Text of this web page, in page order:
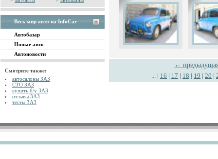
Весь мир авто на InfoCar
Автобазар
Новые авто
Автоновости
Смотрите также:
автосалоны ЗАЗ
СТО ЗАЗ
купить б/у ЗАЗ
отзывы ЗАЗ
тесты ЗАЗ
←
... | 16 | 17 | 18 | 19 | 20 |